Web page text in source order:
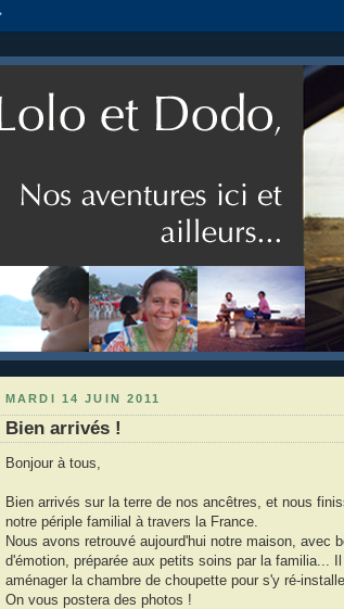
MARDI 14 JUIN 2011
Bien arrivés !
Bonjour à tous,
Bien arrivés sur la terre de nos ancêtres, et nous
notre périple familial à travers la France.
Nous avons retrouvé aujourd'hui notre maison, avec
d'émotion, préparée aux petits soins par la familia...
aménager la chambre de choupette pour s'y ré-
On vous postera des photos !